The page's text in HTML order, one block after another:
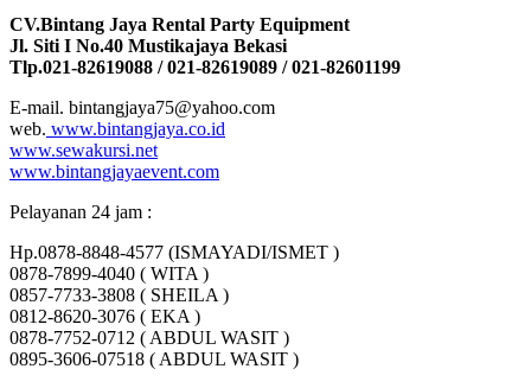
CV.Bintang Jaya Rental Party Equipment
Jl. Siti I No.40 Mustikajaya Bekasi
Tlp.021-82619088 / 021-82619089 / 021-82601199
E-mail. bintangjaya75@yahoo.com
web. www.bintangjaya.co.id
www.sewakursi.net
www.bintangjayaevent.com
Pelayanan 24 jam :
Hp.0878-8848-4577 (ISMAYADI/ISMET )
0878-7899-4040 ( WITA )
0857-7733-3808 ( SHEILA )
0812-8620-3076 ( EKA )
0878-7752-0712 ( ABDUL WASIT )
0895-3606-07518 ( ABDUL WASIT )